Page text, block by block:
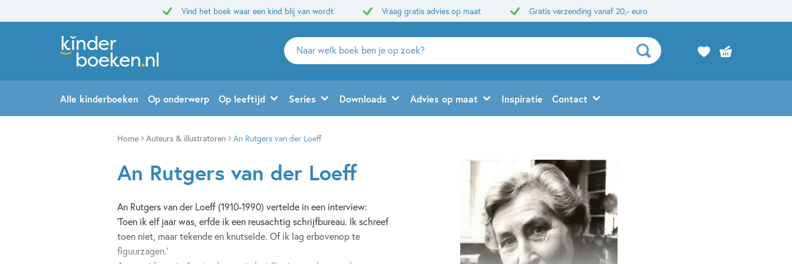
Vind het boek waar een kind blij van wordt Vraag gratis advies op maat Gratis verzending vanaf 20,- euro
Zoeken
naar
en
uitgevers
Alle kinderboeken Op onderwerp Op leeftijd Series Downloads Advies op maat Inspiratie Contact
Home Auteurs & illustratoren An Rutgers van der Loeff
An Rutgers van der Loeff
An Rutgers van der Loeff (1910-1990) vertelde in een interview:
'Toen ik elf jaar was, erfde ik een reusachtig schrijfbureau. Ik schreef
toen niet, maar tekende en knutselde. Of ik lag erbovenop te
figuurzagen.'